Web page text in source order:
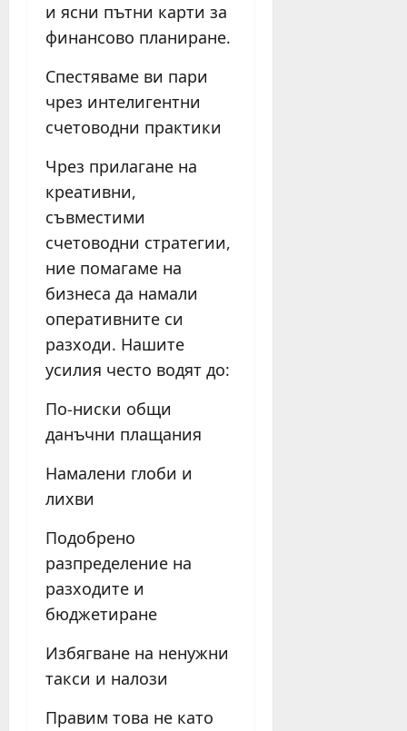
и ясни пътни карти за
финансово планиране.
Спестяваме ви пари
чрез интелигентни
счетоводни практики
Чрез прилагане на
креативни,
съвместими
счетоводни стратегии,
ние помагаме на
бизнеса да намали
оперативните си
разходи. Нашите
усилия често водят до:
По-ниски общи
данъчни плащания
Намалени глоби и
лихви
Подобрено
разпределение на
разходите и
бюджетиране
Избягване на ненужни
такси и налози
Правим това не като